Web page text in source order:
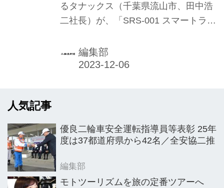
AIO-5 Lite タナックス
から発売
るタナックス（千葉県流山市、田中浩
二社長）が、「SRS-001 スマートライ
29日（水）に発売した。
編集部
人気記事
優良二輪車安全運転指導員等表彰 25年
度は37都道府県から42名／全安協二推
編集部
モトツーリズムを旅の定番ツアーへ